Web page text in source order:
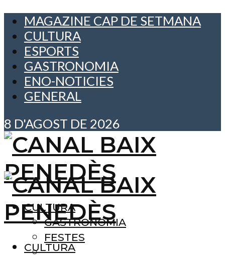
MAGAZINE CAP DE SETMANA
CULTURA
ESPORTS
GASTRONOMIA
ENO-NOTICIES
GENERAL
8 D'AGOST DE 2026
CULTURA
GASTRONOMIA
FESTES
CULTURA